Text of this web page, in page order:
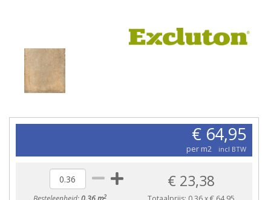
€ 64,95
per m2 incl BTW
2
€ 23,38